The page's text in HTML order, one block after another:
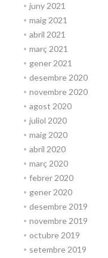
juny 2021
maig 2021
abril 2021
març 2021
gener 2021
desembre 2020
novembre 2020
agost 2020
juliol 2020
maig 2020
abril 2020
març 2020
febrer 2020
gener 2020
desembre 2019
novembre 2019
octubre 2019
setembre 2019